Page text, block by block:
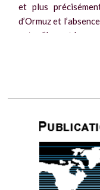
et plus
d’Ormuz et
entre l’Iran et les...